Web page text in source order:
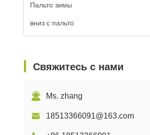
Пальто зимы
вниз с пальто
Свяжитесь с нами
Ms. zhang
18513366091@163.com